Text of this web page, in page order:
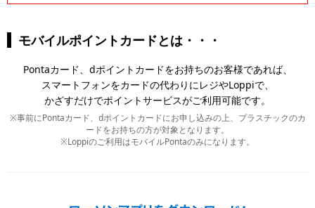
モバイルポイントカードとは・・・
Pontaカード、dポイントカードをお持ちのお客様であれば、
スマートフォンをカードの代わりにレジやLoppiで、
かざすだけでポイントサービスがご利用可能です。
※事前にPontaカード、dポイントカードにお申し込みの上、プラスチックのカ
ードをお持ちの方が対象となります。
※Loppiのご利用はモバイルPontaのみになります。